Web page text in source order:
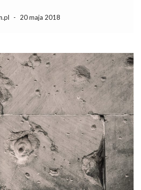
Katowic dostępne są różnorodne
- 20 maja 2018